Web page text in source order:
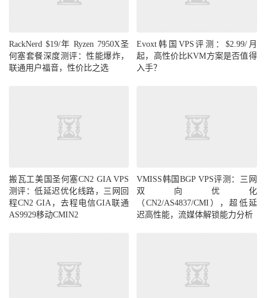
RackNerd $19/年 Ryzen 7950X圣
何塞套餐深度测评：性能爆炸，
联通用户福音，性价比之选
Evoxt韩国VPS评测：$2.99/月
起，高性价比KVM方案是否值得
入手？
搬瓦工美国圣何塞CN2 GIA VPS
测评：低延迟优化线路，三网回
程CN2 GIA，去程电信GIA联通
AS9929移动CMIN2
VMISS韩国BGP VPS评测：三网
双向优化
（CN2/AS4837/CMI），超低延
迟高性能，流媒体解锁能力分析